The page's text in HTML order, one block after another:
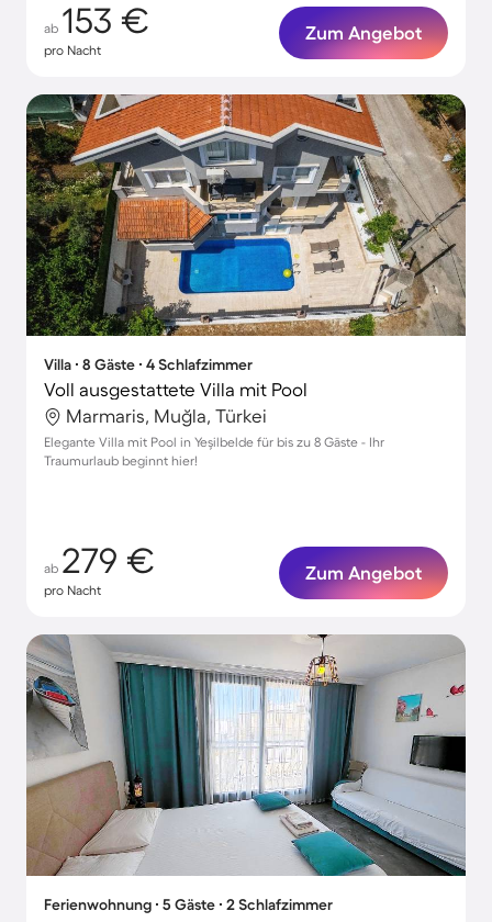
ab 153 €
pro Nacht
Zum Angebot
Villa ∙ 8 Gäste ∙ 4 Schlafzimmer
Voll ausgestattete Villa mit Pool
Marmaris, Muğla, Türkei
Elegante Villa mit Pool in Yeşilbelde für bis zu 8 Gäste - Ihr
Traumurlaub beginnt hier!
ab 279 €
pro Nacht
Zum Angebot
Ferienwohnung ∙ 5 Gäste ∙ 2 Schlafzimmer